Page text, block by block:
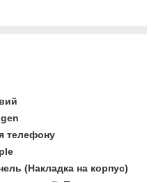
телефону
(Накладка на корпус)